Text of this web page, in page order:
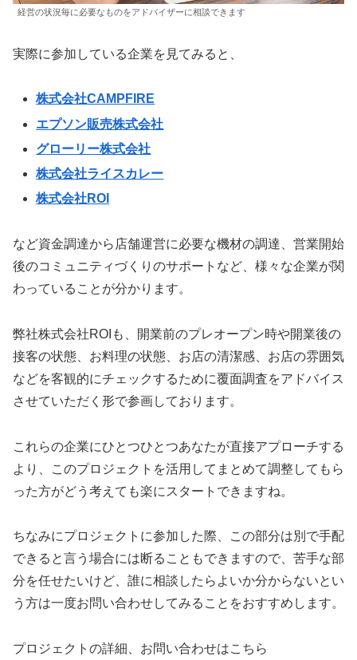
経営の状況毎に必要なものをアドバイザーに相談できます
実際に参加している企業を見てみると、
株式会社CAMPFIRE
エプソン販売株式会社
グローリー株式会社
株式会社ライスカレー
株式会社ROI
など資金調達から店舗運営に必要な機材の調達、営業開始
後のコミュニティづくりのサポートなど、様々な企業が関
わっていることが分かります。
弊社株式会社ROIも、開業前のプレオープン時や開業後の
接客の状態、お料理の状態、お店の清潔感、お店の雰囲気
などを客観的にチェックするために覆面調査をアドバイス
させていただく形で参画しております。
これらの企業にひとつひとつあなたが直接アプローチする
より、このプロジェクトを活用してまとめて調整してもら
った方がどう考えても楽にスタートできますね。
ちなみにプロジェクトに参加した際、この部分は別で手配
できると言う場合には断ることもできますので、苦手な部
分を任せたいけど、誰に相談したらよいか分からないとい
う方は一度お問い合わせしてみることをおすすめします。
プロジェクトの詳細、お問い合わせはこちら